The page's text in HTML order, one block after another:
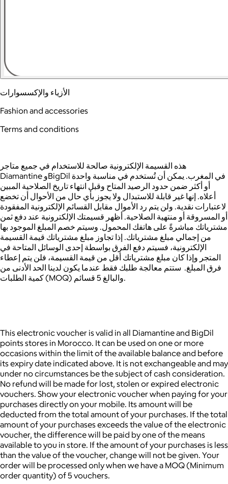
الأزياء والإكسسوارات
Fashion and accessories
Terms and conditions
هذه القسيمة الإلكترونية صالحة للاستخدام في جميع متاجر
Diamantine وBigDil في المغرب. يمكن أن تُستخدم في مناسبة واحدة
أو أكثر ضمن حدود الرصيد المتاح وقبل انتهاء تاريخ الصلاحية المبين
أعلاه. إنها غير قابلة للاستبدال ولا يجوز بأي حال من الأحوال أن تخضع
لاعتبارات نقدية. ولن يتم رد الأموال مقابل القسائم الإلكترونية المفقودة
أو المسروقة أو منتهية الصلاحية. أظهر قسيمتك الإلكترونية عند دفع ثمن
مشترياتك مباشرةً على هاتفك المحمول. وسيتم خصم المبلغ الموجود بها
من إجمالي مبلغ مشترياتك. إذا تجاوز مبلغ مشترياتك قيمة القسيمة
الإلكترونية، فسيتم دفع الفرق بواسطة إحدى الوسائل المتاحة في
المتجر وإذا كان مبلغ مشترياتك أقل من قيمة القسيمة، فلن يتم إعطاء
فرق المبلغ. ستتم معالجة طلبك فقط عندما يكون لدينا الحد الأدنى من
كمية الطلبات (MOQ) والبالغ 5 قسائم.
This electronic voucher is valid in all Diamantine and BigDil
points stores in Morocco. It can be used on one or more
occasions within the limit of the available balance and before
its expiry date indicated above. It is not exchangeable and may
under no circumstances be the subject of cash consideration.
No refund will be made for lost, stolen or expired electronic
vouchers. Show your electronic voucher when paying for your
purchases directly on your mobile. Its amount will be
deducted from the total amount of your purchases. If the total
amount of your purchases exceeds the value of the electronic
voucher, the difference will be paid by one of the means
available to you in store. If the amount of your purchases is less
than the value of the voucher, change will not be given. Your
order will be processed only when we have a MOQ (Minimum
order quantity) of 5 vouchers.